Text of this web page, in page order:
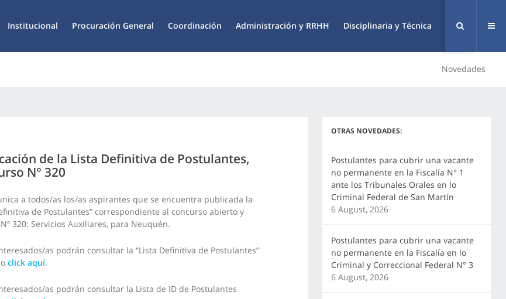
Institucional Procuración General Coordinación Administración y RRHH Disciplinaria y Técnica
Novedades
de la Lista Definitiva de Postulantes,
N° 320
a todos/as los/as aspirantes que se encuentra publicada la
de Postulantes” correspondiente al concurso abierto y
320: Servicios Auxiliares, para Neuquén.
as podrán consultar la “Lista Definitiva de Postulantes”
click aquí.
as podrán consultar la Lista de ID de Postulantes
OTRAS NOVEDADES:
Postulantes para cubrir una vacante
no permanente en la Fiscalía N° 1
ante los Tribunales Orales en lo
Criminal Federal de San Martín
6 August, 2026
Postulantes para cubrir una vacante
no permanente en la Fiscalía en lo
Criminal y Correccional Federal N° 3
6 August, 2026